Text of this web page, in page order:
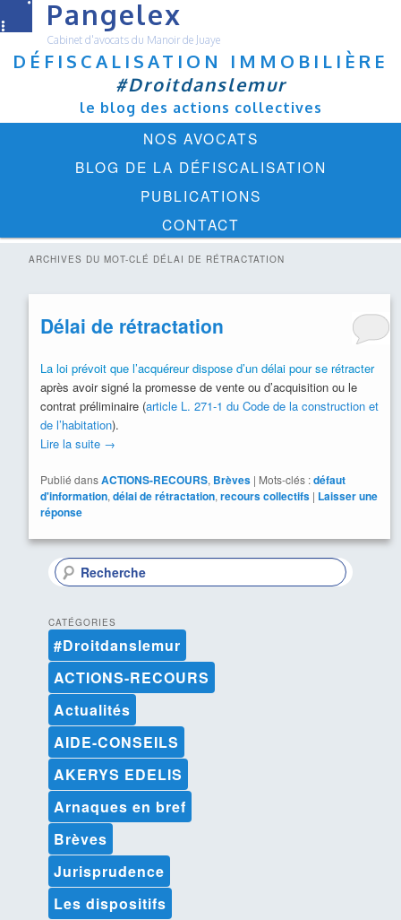
Pangelex
Cabinet d'avocats du Manoir de Juaye
DÉFISCALISATION IMMOBILIÈRE
#Droitdanslemur
le blog des actions collectives
NOS AVOCATS
BLOG DE LA DÉFISCALISATION
PUBLICATIONS
CONTACT
ARCHIVES DU MOT-CLÉ DÉLAI DE RÉTRACTATION
Délai de rétractation
La loi prévoit que l’acquéreur dispose d’un délai pour se rétracter
après avoir signé la promesse de vente ou d’acquisition ou le
contrat préliminaire (article L. 271-1 du Code de la construction et
de l’habitation).
Lire la suite →
Publié dansACTIONS-RECOURS, Brèves | Mots-clés :défaut
d'information, délai de rétractation, recours collectifs | Laisser une
réponse
R
e
h
e
c
h
CATÉGORIES
#Droitdanslemur
ACTIONS-RECOURS
Actualités
AIDE-CONSEILS
AKERYS EDELIS
Arnaques en bref
Brèves
Jurisprudence
Les dispositifs